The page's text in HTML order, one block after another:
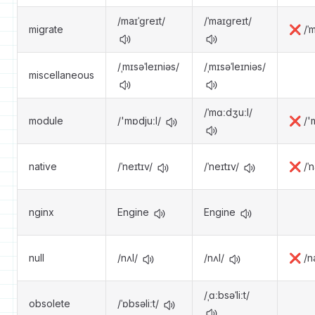
migrate
/maɪˈɡreɪt/ /ˈmaɪɡreɪt/
❌ /
miscellaneous
/ˌmɪsəˈleɪniəs/ /ˌmɪsəˈleɪniəs/
module /'mɒdjuːl/
/ˈmɑːdʒuːl/
❌ /
native /ˈneɪtɪv/ /ˈneɪtɪv/ ❌ /
nginx Engine Engine
null /nʌl/ /nʌl/ ❌ /
obsolete /ˈɒbsəliːt/
/ˌɑːbsəˈliːt/